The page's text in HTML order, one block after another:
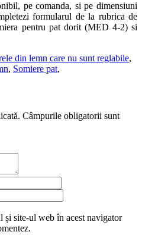
pe comanda, si pe dimensiuni
formularul de la rubrica de
pentru pat dorit (MED 4-2) si
din lemn care nu sunt reglabile,
, Somiere pat,
Câmpurile obligatorii sunt
și site-ul web în acest navigator